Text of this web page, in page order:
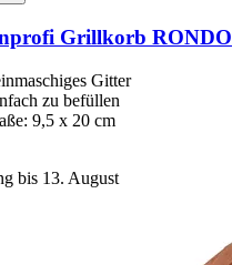
Grillkorb RONDO
Gitter
zu befüllen
9,5 x 20 cm
bis 13. August